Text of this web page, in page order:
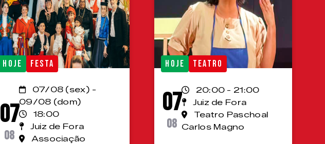
HOJE FESTA
07
08
07/08 (sex) -
09/08 (dom)
18:00
Juiz de Fora
Associação
HOJE TEATRO
07
08
20:00 - 21:00
Juiz de Fora
Teatro Paschoal
Carlos Magno